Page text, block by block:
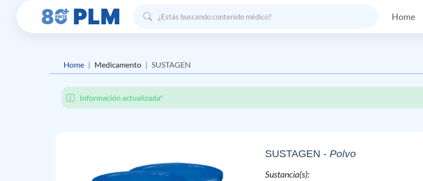
Home
Home Medicamento SUSTAGEN
Información actualizada*
SUSTAGEN - Polvo
Sustancia(s):